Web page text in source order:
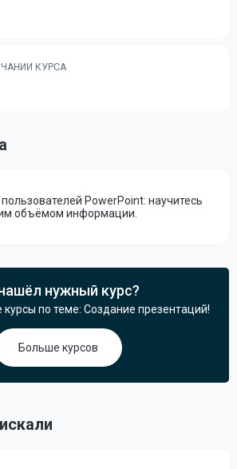
КУРСА
PowerPoint: научитесь
объёмом информации.
нужный курс?
курсы по теме: Создание презентаций!
Больше курсов